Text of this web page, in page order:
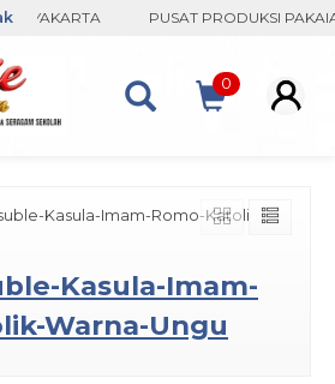
PUSAT PRODUKSI
0
Kasula-Imam-Romo-Katolik-
Kasula-Imam-
Warna-Ungu